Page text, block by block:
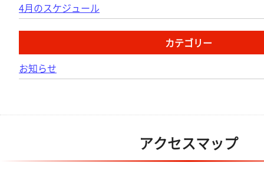
4月のスケジュール
カテゴリー
お知らせ
アクセスマップ